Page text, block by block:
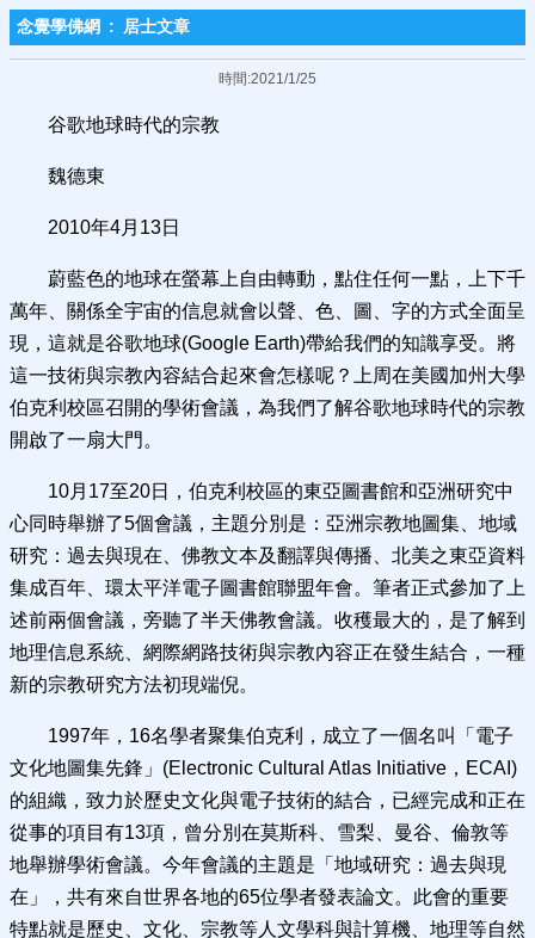
念覺學佛網 : 居士文章
時間:2021/1/25
谷歌地球時代的宗教
魏德東
2010年4月13日
蔚藍色的地球在螢幕上自由轉動，點住任何一點，上下千
萬年、關係全宇宙的信息就會以聲、色、圖、字的方式全面呈
現，這就是谷歌地球(Google Earth)帶給我們的知識享受。將
這一技術與宗教內容結合起來會怎樣呢？上周在美國加州大學
伯克利校區召開的學術會議，為我們了解谷歌地球時代的宗教
開啟了一扇大門。
10月17至20日，伯克利校區的東亞圖書館和亞洲研究中
心同時舉辦了5個會議，主題分別是：亞洲宗教地圖集、地域
研究：過去與現在、佛教文本及翻譯與傳播、北美之東亞資料
集成百年、環太平洋電子圖書館聯盟年會。筆者正式參加了上
述前兩個會議，旁聽了半天佛教會議。收穫最大的，是了解到
地理信息系統、網際網路技術與宗教內容正在發生結合，一種
新的宗教研究方法初現端倪。
1997年，16名學者聚集伯克利，成立了一個名叫「電子
文化地圖集先鋒」(Electronic Cultural Atlas Initiative，ECAI)
的組織，致力於歷史文化與電子技術的結合，已經完成和正在
從事的項目有13項，曾分別在莫斯科、雪梨、曼谷、倫敦等
地舉辦學術會議。今年會議的主題是「地域研究：過去與現
在」，共有來自世界各地的65位學者發表論文。此會的重要
特點就是歷史、文化、宗教等人文學科與計算機、地理等自然